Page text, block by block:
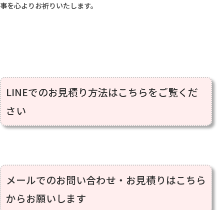
事を心よりお祈りいたします。
LINEでのお見積り方法はこちらをご覧くだ
さい
メールでのお問い合わせ・お見積りはこちら
からお願いします